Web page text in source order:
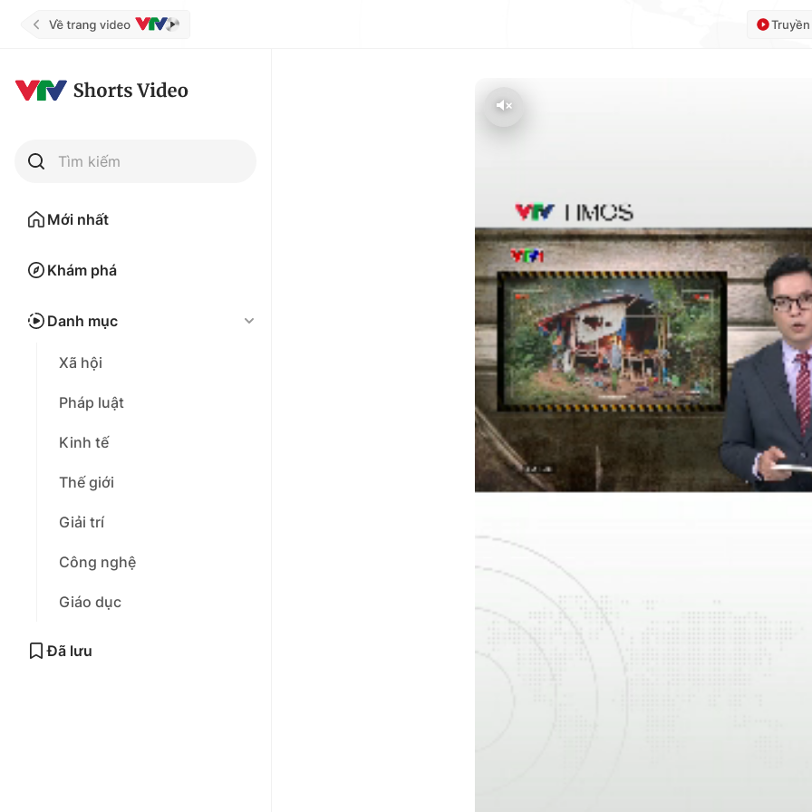
Tìm kiếm
Mới nhất
Khám phá
Danh mục
Xã hội
Pháp luật
Kinh tế
Thế giới
Giải trí
Công nghệ
Giáo dục
Đã lưu